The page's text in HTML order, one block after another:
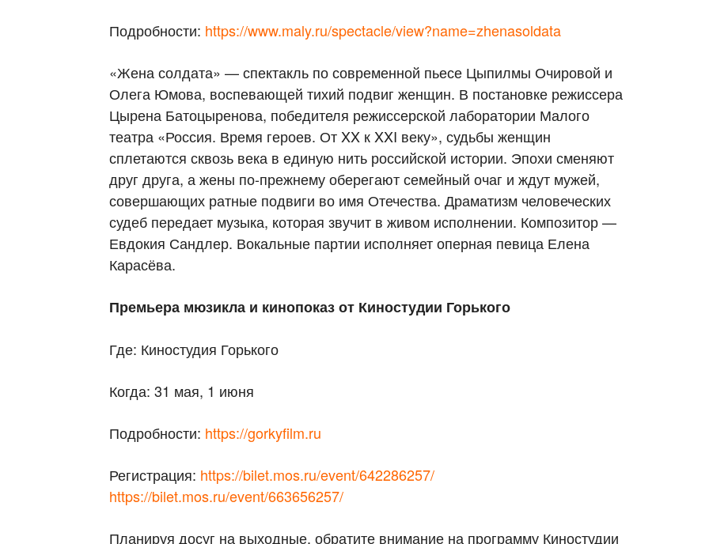
Подробности: https://www.maly.ru/spectacle/view?name=zhenasoldata
«Жена солдата» — спектакль по современной пьесе Цыпилмы Очировой и
Олега Юмова, воспевающей тихий подвиг женщин. В постановке режиссера
Цырена Батоцыренова, победителя режиссерской лаборатории Малого
театра «Россия. Время героев. От XX к XXI веку», судьбы женщин
сплетаются сквозь века в единую нить российской истории. Эпохи сменяют
друг друга, а жены по-прежнему оберегают семейный очаг и ждут мужей,
совершающих ратные подвиги во имя Отечества. Драматизм человеческих
судеб передает музыка, которая звучит в живом исполнении. Композитор —
Евдокия Сандлер. Вокальные партии исполняет оперная певица Елена
Карасёва.
Премьера мюзикла и кинопоказ от Киностудии Горького
Где: Киностудия Горького
Когда: 31 мая, 1 июня
Подробности: https://gorkyfilm.ru
Регистрация: https://bilet.mos.ru/event/642286257/
https://bilet.mos.ru/event/663656257/
Планируя досуг на выходные, обратите внимание на программу Киностудии